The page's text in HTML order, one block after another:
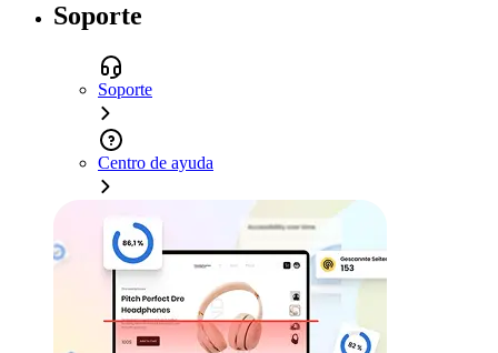
Soporte
Soporte
Centro de ayuda